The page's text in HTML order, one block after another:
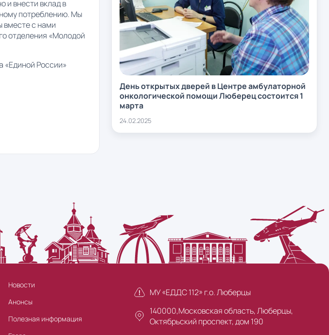
и внести вклад в
потреблению. Мы
вместе с нами
отделения «Молодой
«Единой России»
День открытых дверей в Центре амбулаторной
онкологической помощи Люберец состоится 1
марта
24.02.2025
Новости
Анонсы
Полезная информация
МУ «ЕДДС 112» г.о. Люберцы
140000,Московская область, Люберцы,
Октябрьский проспект, дом 190